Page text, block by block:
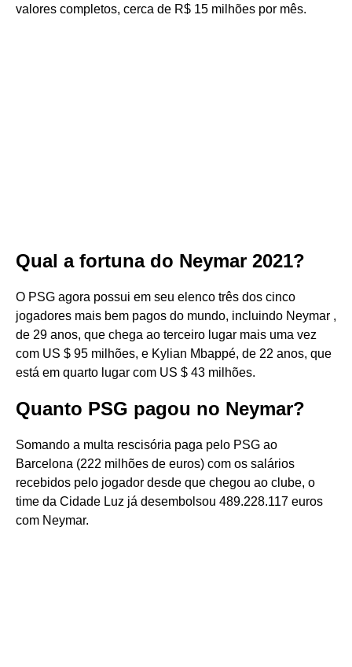
valores completos, cerca de R$ 15 milhões por mês.
Qual a fortuna do Neymar 2021?
O PSG agora possui em seu elenco três dos cinco
jogadores mais bem pagos do mundo, incluindo Neymar ,
de 29 anos, que chega ao terceiro lugar mais uma vez
com US $ 95 milhões, e Kylian Mbappé, de 22 anos, que
está em quarto lugar com US $ 43 milhões.
Quanto PSG pagou no Neymar?
Somando a multa rescisória paga pelo PSG ao
Barcelona (222 milhões de euros) com os salários
recebidos pelo jogador desde que chegou ao clube, o
time da Cidade Luz já desembolsou 489.228.117 euros
com Neymar.